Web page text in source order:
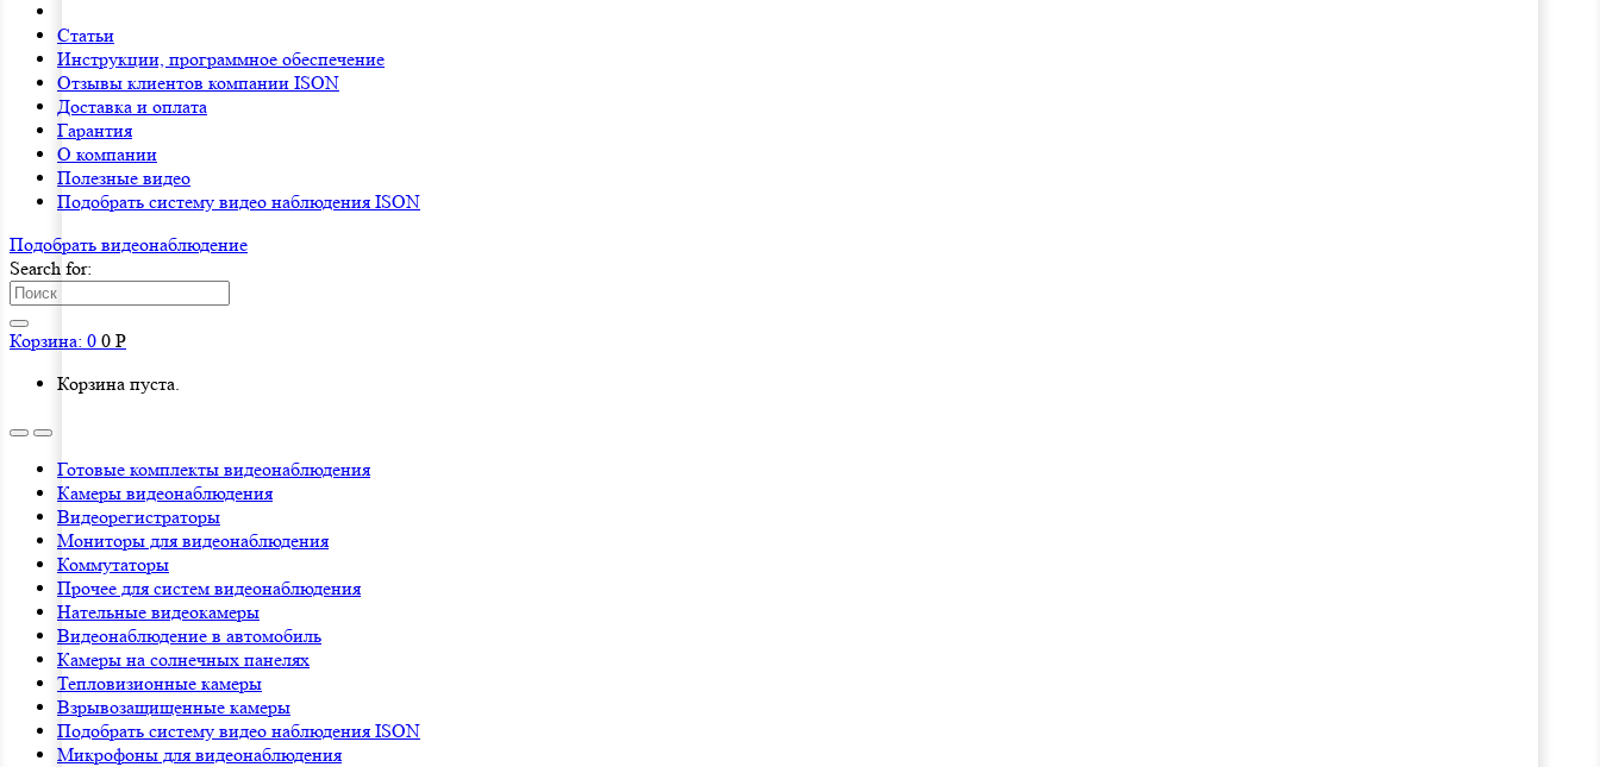
Статьи
Инструкции, программное обеспечение
Отзывы клиентов компании ISON
Доставка и оплата
Гарантия
О компании
Полезные видео
Подобрать систему видео наблюдения ISON
Подобрать видеонаблюдениe
Search for:
Корзина: 0 0 Р
Корзина пуста.
Готовые комплекты видеонаблюдения
Камеры видеонаблюдения
Видеорегистраторы
Мониторы для видеонаблюдения
Коммутаторы
Прочее для систем видеонаблюдения
Нательные видеокамеры
Видеонаблюдение в автомобиль
Камеры на солнечных панелях
Тепловизионные камеры
Взрывозащищенные камеры
Подобрать систему видео наблюдения ISON
Микрофоны для видеонаблюдения